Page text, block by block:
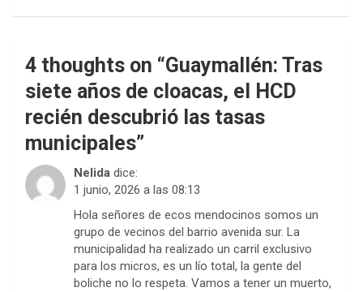
4 thoughts on “Guaymallén: Tras
siete años de cloacas, el HCD
recién descubrió las tasas
municipales”
Nelida dice:
1 junio, 2026 a las 08:13
Hola señores de ecos mendocinos somos un
grupo de vecinos del barrio avenida sur. La
municipalidad ha realizado un carril exclusivo
para los micros, es un lío total, la gente del
boliche no lo respeta. Vamos a tener un muerto,